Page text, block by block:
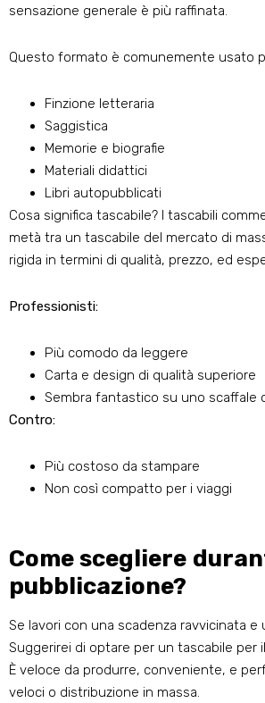
sensazione generale è più raffinata.
Questo formato è comunemente usato
Finzione letteraria
Saggistica
Memorie e biografie
Materiali didattici
Libri autopubblicati
Cosa significa tascabile? I tascabili
metà tra un tascabile del mercato di
rigida in termini di qualità, prezzo, ed
Professionisti:
Più comodo da leggere
Carta e design di qualità superiore
Sembra fantastico su uno scaffale
Contro:
Più costoso da stampare
Non così compatto per i viaggi
Come scegliere
pubblicazione?
Se lavori con una scadenza ravvicinata
Suggerirei di optare per un tascabile per
È veloce da produrre, conveniente, e
veloci o distribuzione in massa.